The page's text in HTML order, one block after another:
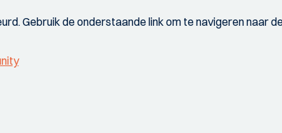
Gebruik de onderstaande link om te navigeren naar